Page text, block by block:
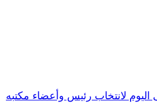
لانتخاب رئيس وأعضاء مكتبه